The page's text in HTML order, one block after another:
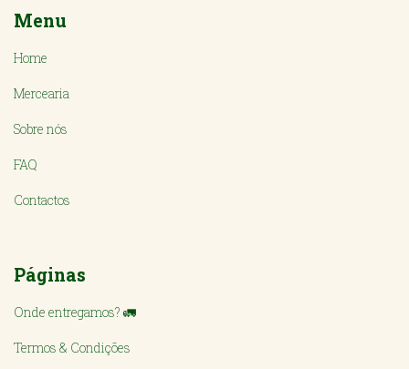
Menu
Home
Mercearia
Sobre nós
FAQ
Contactos
Páginas
Onde entregamos? 🚛
Termos & Condições